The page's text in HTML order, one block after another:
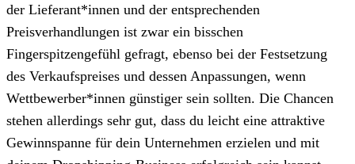
der Lieferant*innen und der entsprechenden
Preisverhandlungen ist zwar ein bisschen
Fingerspitzengefühl gefragt, ebenso bei der Festsetzung
des Verkaufspreises und dessen Anpassungen, wenn
Wettbewerber*innen günstiger sein sollten. Die Chancen
stehen allerdings sehr gut, dass du leicht eine attraktive
Gewinnspanne für dein Unternehmen erzielen und mit